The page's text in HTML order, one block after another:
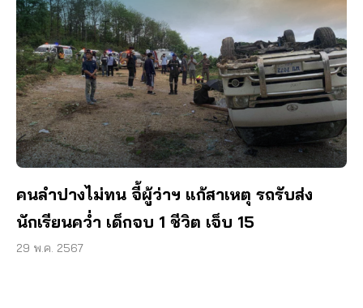
คนลำปางไม่ทน จี้ผู้ว่าฯ แก้สาเหตุ รถรับส่ง
นักเรียนคว่ำ เด็กจบ 1 ชีวิต เจ็บ 15
29 พ.ค. 2567